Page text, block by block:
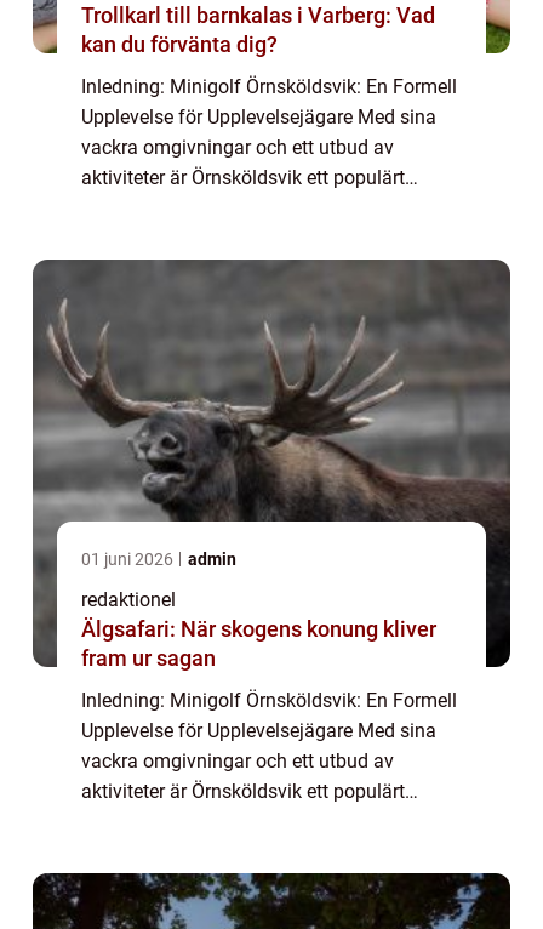
Trollkarl till barnkalas i Varberg: Vad
kan du förvänta dig?
Inledning: Minigolf Örnsköldsvik: En Formell
Upplevelse för Upplevelsejägare Med sina
vackra omgivningar och ett utbud av
aktiviteter är Örnsköldsvik ett populärt
01 juni 2026 admin
redaktionel
Älgsafari: När skogens konung kliver
fram ur sagan
Inledning: Minigolf Örnsköldsvik: En Formell
Upplevelse för Upplevelsejägare Med sina
vackra omgivningar och ett utbud av
aktiviteter är Örnsköldsvik ett populärt